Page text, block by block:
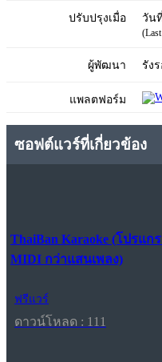
ปรับปรุงเมื่อ วัน
ผู้พัฒนา รัง
แพลตฟอร์ม
ซอฟต์แวร์ที่เกี่ยวข้อง
ThaiBan Karaoke (โปรแ
MIDI กว่าแสนเพลง)
ฟรีแวร์
ดาวน์โหลด : 111